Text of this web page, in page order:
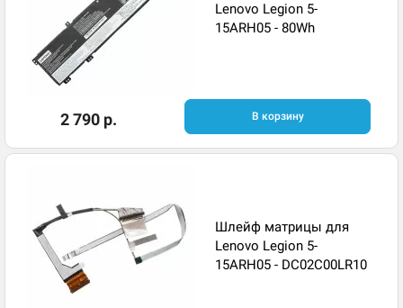
Lenovo Legion 5-
15ARH05 - 80Wh
2 790 р. В корзину
Шлейф матрицы для
Lenovo Legion 5-
15ARH05 - DC02C00LR10